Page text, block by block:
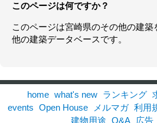
このページは何ですか？
このページは宮崎県のその他の建築
他の建築データベースです。
home what's new ランキング
events Open House メルマガ 利用
建物用途 Q&A 広告